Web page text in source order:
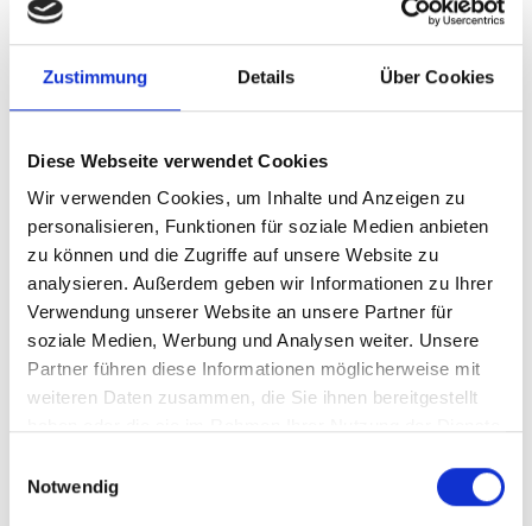
Zustimmung Details Über Cookies
Diese Webseite verwendet Cookies
Wir verwenden Cookies, um Inhalte und Anzeigen zu
personalisieren, Funktionen für soziale Medien anbieten
zu können und die Zugriffe auf unsere Website zu
analysieren. Außerdem geben wir Informationen zu Ihrer
Verwendung unserer Website an unsere Partner für
soziale Medien, Werbung und Analysen weiter. Unsere
Partner führen diese Informationen möglicherweise mit
weiteren Daten zusammen, die Sie ihnen bereitgestellt
Notwendig
Presidio von Slow Food.
Slow Food vereint weltweit
über 5.000 Einzigartigkeiten und Besonderheiten in
der Landwirtschaft.
Immaterielles Kulturerbe der UNESCO
Am 11. Dezember 2019 wurde in Bogota/Kolumbien
die länderübergreifende Tradition der
Wanderweidewirtschaft „Transhumanz“ in die
RepräsentativeUNESCO-Liste des Immateriellen
Kulturerbes aufgenommen. Die Transhumanz erhält
sozusagen Welterbestatus. Das ist ein großer Erfolg
für das Schnalstal, wo diese Tradition bis heute
gepflegt und gelebt wird.